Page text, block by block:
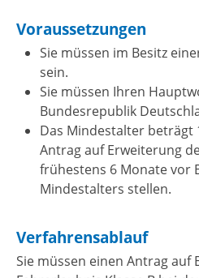
Voraussetzungen
Sie müssen im Besitz
sein.
Sie müssen Ihren
Bundesrepublik
Das Mindestalter beträgt
Antrag auf Erweiterung
frühestens 6 Monate vor
Mindestalters stellen.
Verfahrensablauf
Sie müssen einen Antrag auf